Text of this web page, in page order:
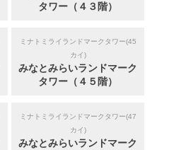
タワー（４３階）
ミナトミライランドマークタワー(45
カイ)
みなとみらいランドマーク
タワー（４５階）
ミナトミライランドマークタワー(47
カイ)
みなとみらいランドマーク